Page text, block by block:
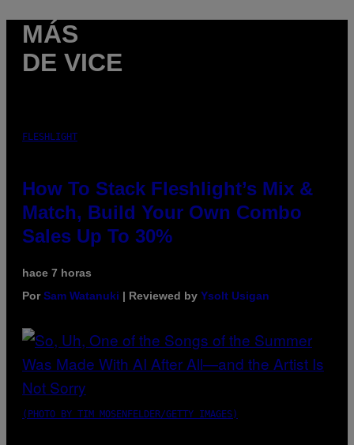
MÁS
DE VICE
FLESHLIGHT
How To Stack Fleshlight’s Mix &
Match, Build Your Own Combo
Sales Up To 30%
hace 7 horas
PorSam Watanuki | Reviewed by Ysolt Usigan
(PHOTO BY TIM MOSENFELDER/GETTY IMAGES)